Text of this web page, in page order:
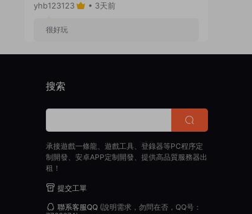
yhb123123 • 3天前
很好玩
來源： GGE2互通西遊【神界天海西柚】Win一鍵
來源： 三網H5小遊戲【蘑菇戰争沖突】Win一鍵服
務端+Linux手工服務端+視頻架設教程
yhb123123 • 1周前
感謝分享，非常好玩。
搜索
承接遊戲一條龍、遊戲工具、登錄器等PC程序定
制開發、安卓APP定制開發、提供高品質服務器出
租！
提交工單
聯系客服QQ(說明需求，勿問在否，QQ号：